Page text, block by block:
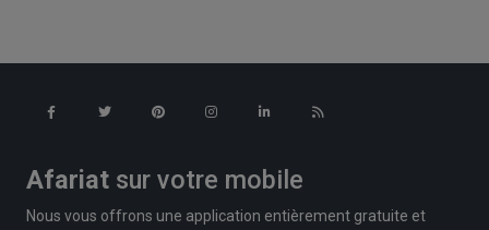
Afariat sur votre mobile
Nous vous offrons une application entièrement gratuite et